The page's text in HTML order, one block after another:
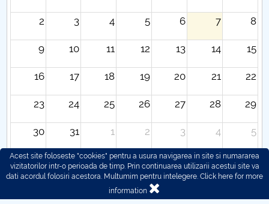
2 3 4 5 6 7 8
9 10 11 12 13 14 15
16 17 18 19 20 21 22
23 24 25 26 27 28 29
30 31 1 2 3 4 5
Acest site foloseste "cookies" pentru a usura navigarea in site si numararea
vizitatorilor intr-o perioada de timp. Prin continuarea utilizarii acestui site va
dati acordul folosiri acestora. Multumim pentru intelegere. Click here for more
information